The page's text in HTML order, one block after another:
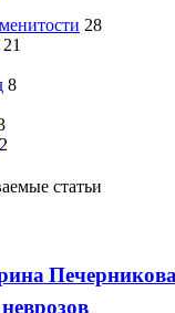
28
21
8
2
статьи